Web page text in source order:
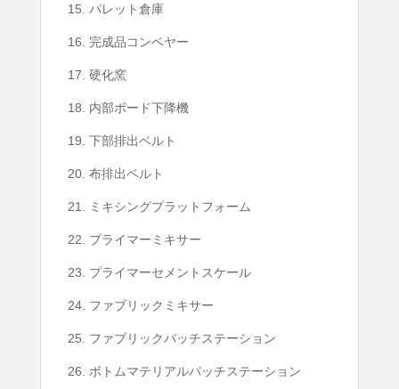
15. パレット倉庫
16. 完成品コンベヤー
17. 硬化窯
18. 内部ボード下降機
19. 下部排出ベルト
20. 布排出ベルト
21. ミキシングプラットフォーム
22. プライマーミキサー
23. プライマーセメントスケール
24. ファブリックミキサー
25. ファブリックバッチステーション
26. ボトムマテリアルバッチステーション